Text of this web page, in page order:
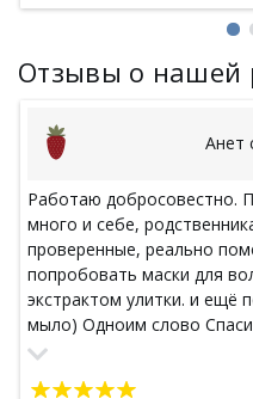
Отзывы о нашей
Анет
Работаю добросовестно.
много и себе,
проверенные, реально
попробовать маски для
экстрактом улитки. и ещё
мыло) Одноим слово